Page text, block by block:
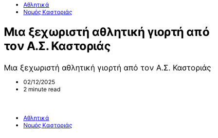
Αθλητικά
Νομός Καστοριάς
Μια ξεχωριστή αθλητική γιορτή από
τον Α.Σ. Καστοριάς
Μια ξεχωριστή αθλητική γιορτή από τον Α.Σ. Καστοριάς
02/12/2025
2 minute read
Αθλητικά
Νομός Καστοριάς